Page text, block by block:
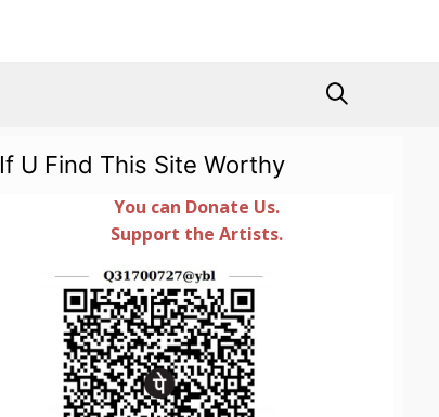
If U Find This Site Worthy